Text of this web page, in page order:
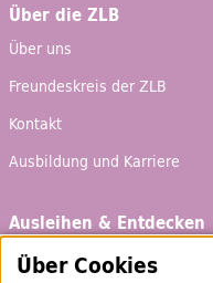
Über die ZLB
Über uns
Freundeskreis der ZLB
Kontakt
Ausbildung und Karriere
Ausleihen & Entdecken
Schaufenster
Über Cookies